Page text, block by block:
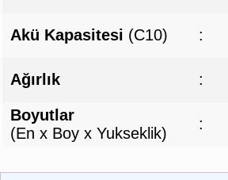
Akü Kapasitesi (C10) :
Ağırlık :
Boyutlar
(En x Boy x Yukseklik)
: